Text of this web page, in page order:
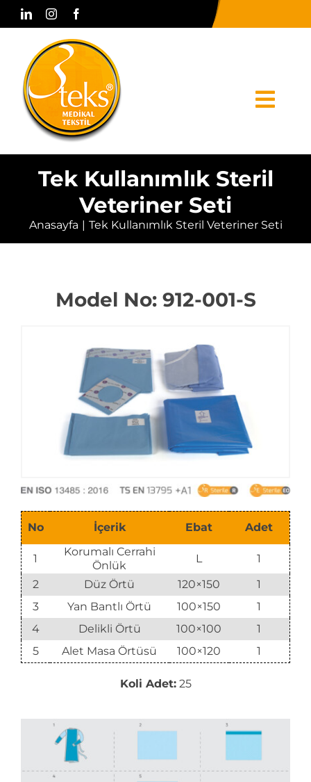
Skip
Kurumsal
Bize Ulaşın
Tek Kullanımlık Steril
Veteriner Seti
Anasayfa Tek Kullanımlık Steril Veteriner Seti
Model No: 912-001-S
No İçerik Ebat Adet
1
Korumalı Cerrahi
Önlük
L
1
2
Düz Örtü 120×150
1
3
Yan Bantlı Örtü 100×150
1
4
Delikli Örtü 100×100
1
5
Alet Masa Örtüsü 100×120 1
Koli Adet:25